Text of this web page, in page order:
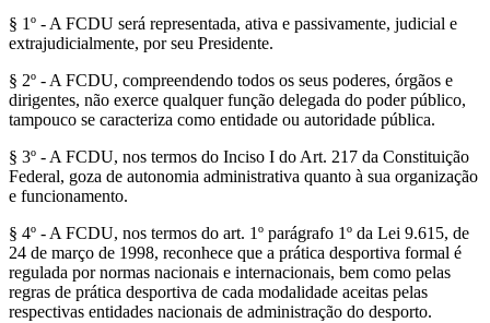
§ 1º - A FCDU será representada, ativa e passivamente, judicial e
extrajudicialmente, por seu Presidente.
§ 2º - A FCDU, compreendendo todos os seus poderes, órgãos e
dirigentes, não exerce qualquer função delegada do poder público,
tampouco se caracteriza como entidade ou autoridade pública.
§ 3º - A FCDU, nos termos do Inciso I do Art. 217 da Constituição
Federal, goza de autonomia administrativa quanto à sua organização
e funcionamento.
§ 4º - A FCDU, nos termos do art. 1º parágrafo 1º da Lei 9.615, de
24 de março de 1998, reconhece que a prática desportiva formal é
regulada por normas nacionais e internacionais, bem como pelas
regras de prática desportiva de cada modalidade aceitas pelas
respectivas entidades nacionais de administração do desporto.